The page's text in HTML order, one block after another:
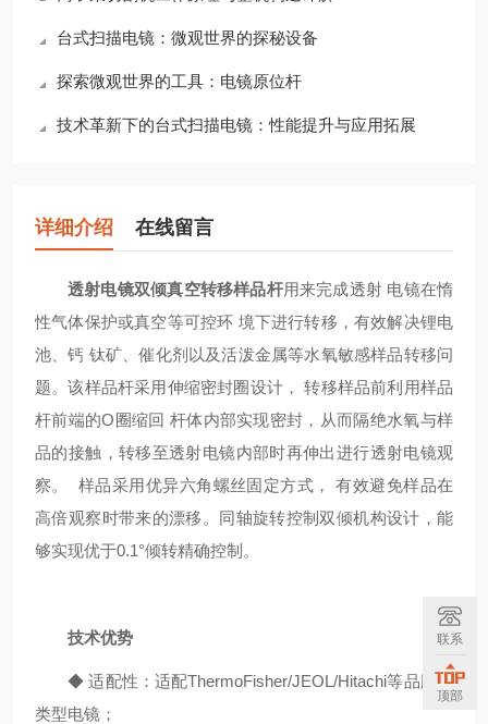
台式扫描电镜：微观世界的探秘设备
探索微观世界的工具：电镜原位杆
技术革新下的台式扫描电镜：性能提升与应用拓展
详细介绍 在线留言
透射电镜双倾真空转移样品杆用来完成透射 电镜在惰
性气体保护或真空等可控环 境下进行转移，有效解决锂电
池、钙 钛矿、催化剂以及活泼金属等水氧敏感样品转移问
题。该样品杆采用伸缩密封圈设计， 转移样品前利用样品
杆前端的O圈缩回 杆体内部实现密封，从而隔绝水氧与样
品的接触，转移至透射电镜内部时再伸出进行透射电镜观
察。 样品采用优异六角螺丝固定方式， 有效避免样品在
高倍观察时带来的漂移。同轴旋转控制双倾机构设计，能
够实现优于0.1°倾转精确控制。
技术优势
◆ 适配性：适配ThermoFisher/JEOL/Hitachi等品牌各
类型电镜；
联系
顶部